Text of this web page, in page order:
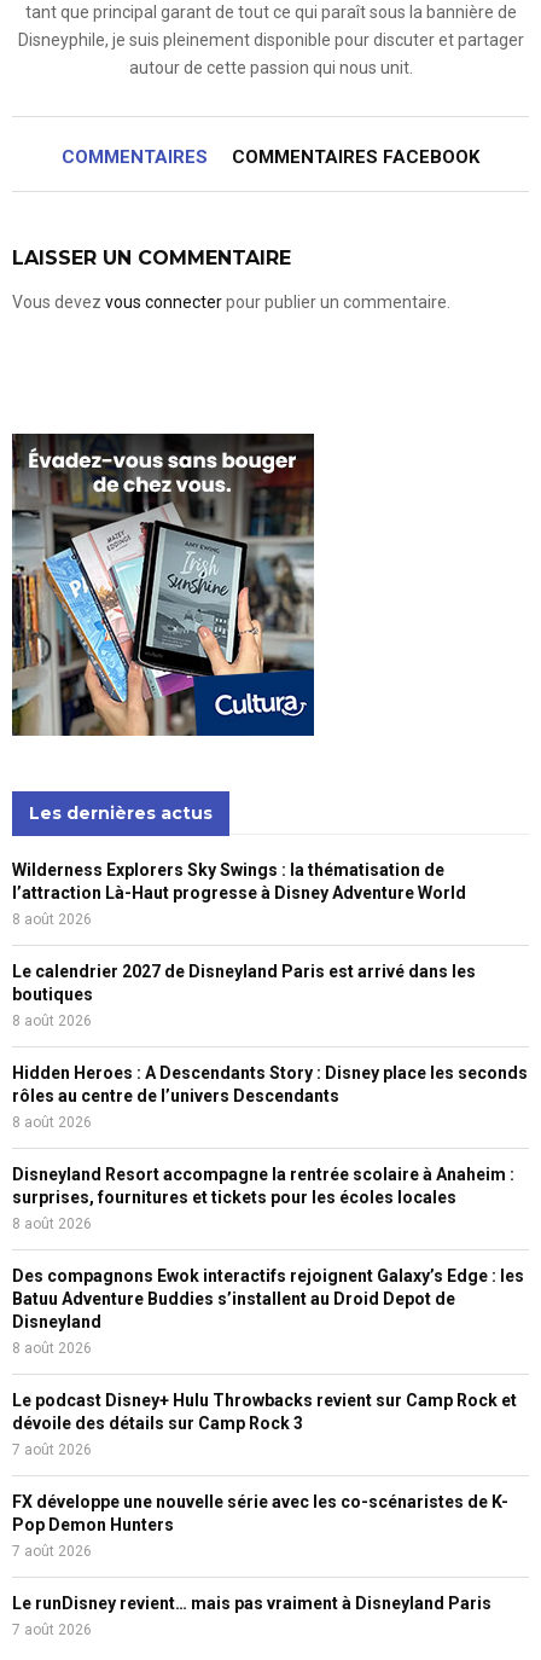
tant que principal garant de tout ce qui paraît sous la bannière de
Disneyphile, je suis pleinement disponible pour discuter et partager
autour de cette passion qui nous unit.
COMMENTAIRES COMMENTAIRES FACEBOOK
LAISSER UN COMMENTAIRE
Vous devez vous connecterpour publier un commentaire.
Les dernières actus
Wilderness Explorers Sky Swings : la thématisation de
l’attraction Là-Haut progresse à Disney Adventure World
8 août 2026
Le calendrier 2027 de Disneyland Paris est arrivé dans les
boutiques
8 août 2026
Hidden Heroes : A Descendants Story : Disney place les seconds
rôles au centre de l’univers Descendants
8 août 2026
Disneyland Resort accompagne la rentrée scolaire à Anaheim :
surprises, fournitures et tickets pour les écoles locales
8 août 2026
Des compagnons Ewok interactifs rejoignent Galaxy’s Edge : les
Batuu Adventure Buddies s’installent au Droid Depot de
Disneyland
8 août 2026
Le podcast Disney+ Hulu Throwbacks revient sur Camp Rock et
dévoile des détails sur Camp Rock 3
7 août 2026
FX développe une nouvelle série avec les co-scénaristes de K-
Pop Demon Hunters
7 août 2026
Le runDisney revient… mais pas vraiment à Disneyland Paris
7 août 2026